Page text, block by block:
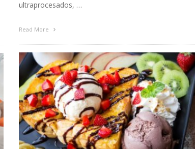
ultraprocesados, …
Read More